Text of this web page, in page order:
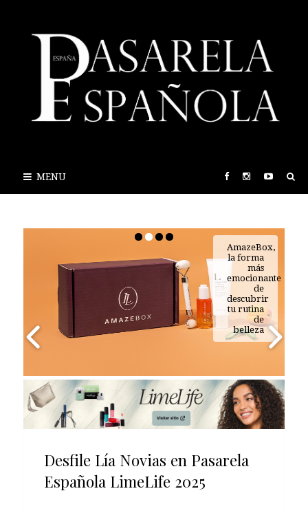
MENU
AmazeBox,
la forma
más
emocionante
de
descubrir
tu rutina
de
belleza
Desfile Lía Novias en Pasarela
Española LimeLife 2025